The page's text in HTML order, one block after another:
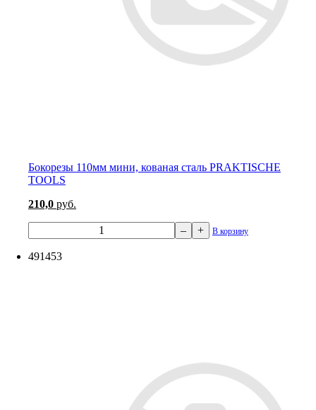
Бокорезы 110мм мини, кованая сталь PRAKTISCHE
TOOLS
210,0 руб.
– + В корзину
491453